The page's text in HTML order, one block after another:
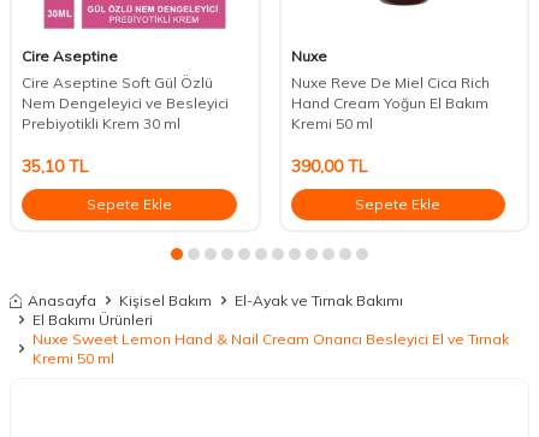
Cire Aseptine
Cire Aseptine Soft Gül Özlü
Nem Dengeleyici ve Besleyici
Prebiyotikli Krem 30 ml
35,10TL
Sepete Ekle
Nuxe
Nuxe Reve De Miel Cica Rich
Hand Cream Yoğun El Bakım
Kremi 50 ml
390,00TL
Sepete Ekle
Anasayfa Kişisel Bakım
El-Ayak ve Tırnak Bakımı
El Bakımı Ürünleri
Nuxe Sweet Lemon Hand & Nail Cream Onarıcı Besleyici El ve Tırnak
Kremi 50 ml